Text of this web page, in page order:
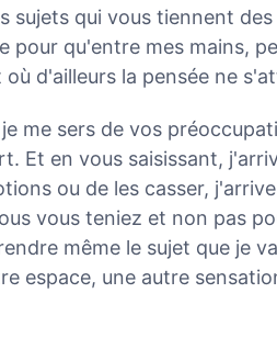
sujets qui vous tiennent
pour qu'entre mes mains,
d'ailleurs la pensée ne
me sers de vos
Et en vous saisissant,
ou de les casser,
vous teniez et non pas
même le sujet que je
espace, une autre